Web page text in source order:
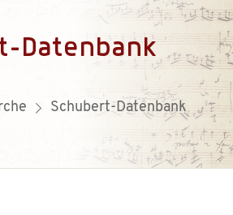
Datenbank
Schubert-Datenbank